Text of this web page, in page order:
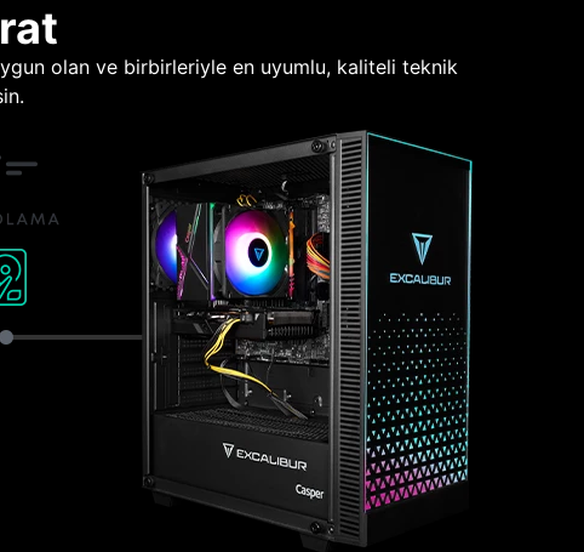
olan ve birbirleriyle en uyumlu, kaliteli teknik